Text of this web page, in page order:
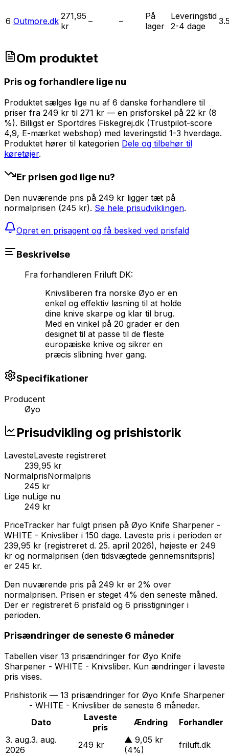
6 Outmore.dk 271,95
kr
– –
På
lager
Leveringstid
2-4 dage
Om produktet
Pris og forhandlere lige nu
Produktet sælges lige nu af 6 danske forhandlere til
priser fra 249 kr til 271 kr — en prisforskel på 22 kr (8
%). Billigst er Sportdres Fiskegrej.dk (Trustpilot-score
4,9, E-mærket webshop) med leveringstid 1-3 hverdage.
Produktet hører til kategorien Dele og tilbehør til
køretøjer.
Er prisen god lige nu?
Den nuværende pris på 249 kr ligger tæt på
normalprisen (245 kr). Se hele prisudviklingen.
Opret en prisagent og få besked ved prisfald
Beskrivelse
Fra forhandleren Friluft DK:
Knivsliberen fra norske Øyo er en
enkel og effektiv løsning til at holde
dine knive skarpe og klar til brug.
Med en vinkel på 20 grader er den
designet til at passe til de fleste
europæiske knive og sikrer en
præcis slibning hver gang.
Specifikationer
Producent
Øyo
Prisudvikling og prishistorik
LavesteLaveste registreret
239,95 kr
NormalprisNormalpris
245 kr
Lige nuLige nu
249 kr
PriceTracker har fulgt prisen på Øyo Knife Sharpener -
WHITE - Knivsliber i 150 dage. Laveste pris i perioden er
239,95 kr (registreret d. 25. april 2026), højeste er 249
kr og normalprisen (den tidsvægtede gennemsnitspris)
er 245 kr.
Den nuværende pris på 249 kr er 2% over
normalprisen. Prisen er steget 4% den seneste måned.
Der er registreret 6 prisfald og 6 prisstigninger i
perioden.
Prisændringer de seneste 6 måneder
Tabellen viser 13 prisændringer for Øyo Knife
Sharpener - WHITE - Knivsliber. Kun ændringer i laveste
pris vises.
Prishistorik — 13 prisændringer for Øyo Knife Sharpener
- WHITE - Knivsliber de seneste 6 måneder.
Dato
Laveste
pris
Ændring
Forhandler
3. aug.3. aug.
2026
249 kr ▲ 9,05 kr
(4%)
friluft.dk